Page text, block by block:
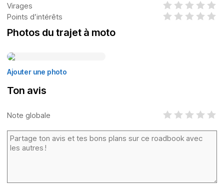
Virages
Points d’intérêts
Photos du trajet à moto
Ajouter une photo
Ton avis
Note globale